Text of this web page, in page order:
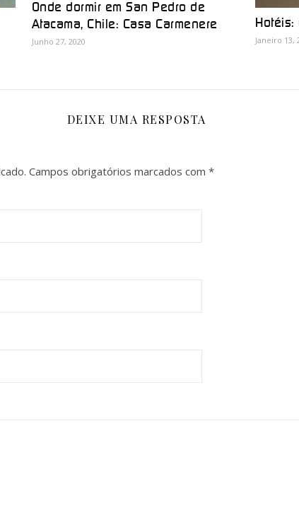
Onde dormir em San Pedro de
Atacama, Chile: Casa Carmenere
Junho 27, 2020 Janeiro 13,
DEIXE UMA RESPOSTA
Campos obrigatórios marcados com *